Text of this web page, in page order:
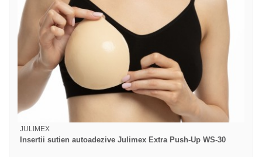
JULIMEX
Insertii sutien autoadezive Julimex Extra Push-Up WS-30